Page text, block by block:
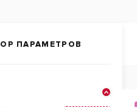
ПАРАМЕТРОВ